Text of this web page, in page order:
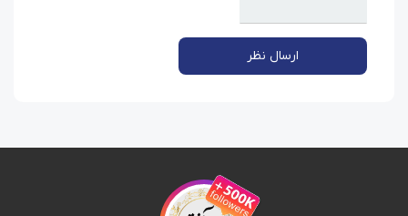
ارسال نظر